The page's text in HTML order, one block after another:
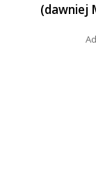
(dawniej